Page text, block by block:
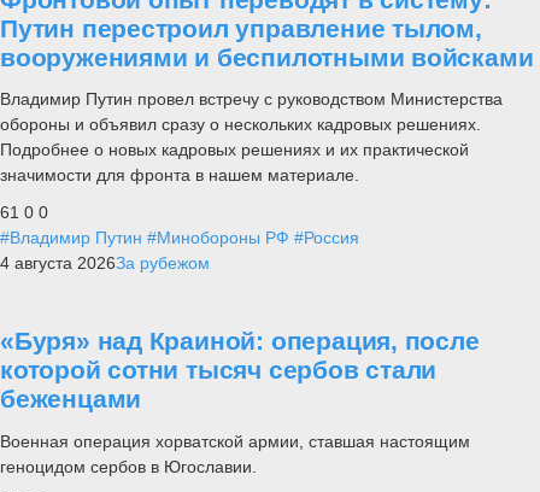
Путин перестроил управление тылом,
вооружениями и беспилотными войсками
Владимир Путин провел встречу с руководством Министерства
обороны и объявил сразу о нескольких кадровых решениях.
Подробнее о новых кадровых решениях и их практической
значимости для фронта в нашем материале.
61 0 0
#Владимир Путин #Минобороны РФ #Россия
4 августа 2026За рубежом
«Буря» над Краиной: операция, после
которой сотни тысяч сербов стали
беженцами
Военная операция хорватской армии, ставшая настоящим
геноцидом сербов в Югославии.